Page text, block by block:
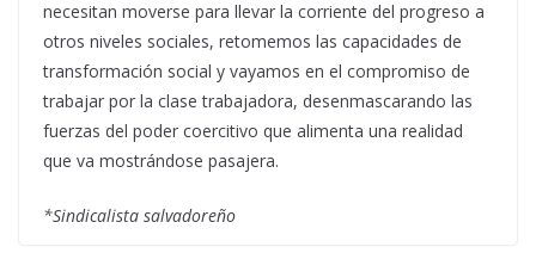
necesitan moverse para llevar la corriente del progreso a
otros niveles sociales, retomemos las capacidades de
transformación social y vayamos en el compromiso de
trabajar por la clase trabajadora, desenmascarando las
fuerzas del poder coercitivo que alimenta una realidad
que va mostrándose pasajera.
*Sindicalista salvadoreño